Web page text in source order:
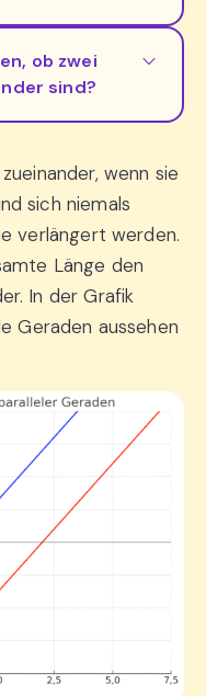
ob zwei
sind?
wenn sie
sich niemals
verlängert werden.
Länge den
In der Grafik
Geraden aussehen